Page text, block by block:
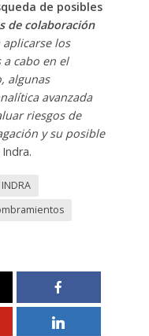
de posibles
de colaboración
los
cabo en el
algunas
avanzada
riesgos de
y su posible
INDRA